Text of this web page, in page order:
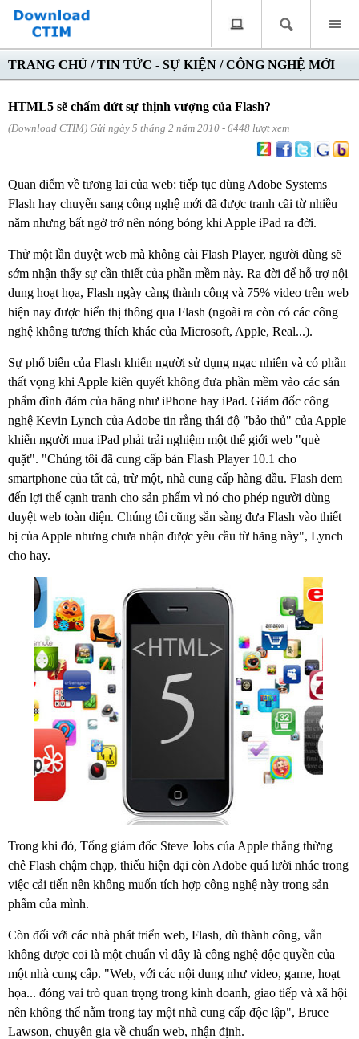
TRANG CHỦ /TIN TỨC - SỰ KIỆN /CÔNG NGHỆ MỚI
HTML5 sẽ chấm dứt sự thịnh vượng của Flash?
(Download CTIM) Gửi ngày 5 tháng 2 năm 2010 - 6448 lượt xem
Quan điểm về tương lai của web: tiếp tục dùng Adobe Systems
Flash hay chuyển sang công nghệ mới đã được tranh cãi từ nhiều
năm nhưng bất ngờ trở nên nóng bỏng khi Apple iPad ra đời.
Thử một lần duyệt web mà không cài Flash Player, người dùng sẽ
sớm nhận thấy sự cần thiết của phần mềm này. Ra đời để hỗ trợ nội
dung hoạt họa, Flash ngày càng thành công và 75% video trên web
hiện nay được hiển thị thông qua Flash (ngoài ra còn có các công
nghệ không tương thích khác của Microsoft, Apple, Real...).
Sự phổ biến của Flash khiến người sử dụng ngạc nhiên và có phần
thất vọng khi Apple kiên quyết không đưa phần mềm vào các sản
phẩm đình đám của hãng như iPhone hay iPad. Giám đốc công
nghệ Kevin Lynch của Adobe tin rằng thái độ "bảo thủ" của Apple
khiến người mua iPad phải trải nghiệm một thế giới web "què
quặt". "Chúng tôi đã cung cấp bản Flash Player 10.1 cho
smartphone của tất cả, trừ một, nhà cung cấp hàng đầu. Flash đem
đến lợi thế cạnh tranh cho sản phẩm vì nó cho phép người dùng
duyệt web toàn diện. Chúng tôi cũng sẵn sàng đưa Flash vào thiết
bị của Apple nhưng chưa nhận được yêu cầu từ hãng này", Lynch
cho hay.
Trong khi đó, Tổng giám đốc Steve Jobs của Apple thẳng thừng
chê Flash chậm chạp, thiếu hiện đại còn Adobe quá lười nhác trong
việc cải tiến nên không muốn tích hợp công nghệ này trong sản
phẩm của mình.
Còn đối với các nhà phát triển web, Flash, dù thành công, vẫn
không được coi là một chuẩn vì đây là công nghệ độc quyền của
một nhà cung cấp. "Web, với các nội dung như video, game, hoạt
họa... đóng vai trò quan trọng trong kinh doanh, giao tiếp và xã hội
nên không thể nằm trong tay một nhà cung cấp độc lập", Bruce
Lawson, chuyên gia về chuẩn web, nhận định.